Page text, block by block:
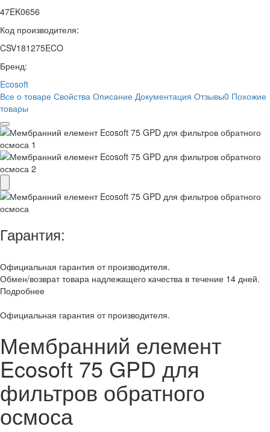
47EK0656
Код производителя:
CSV181275ECO
Бренд:
Ecosoft
Все о товаре Свойства Описание Документация Отзывы0 Похожие
товары
Гарантия:
Официальная гарантия от производителя.
Обмен/возврат товара надлежащего качества в течение 14 дней.
Подробнее
Официальная гарантия от производителя.
Мембранний елемент
Ecosoft 75 GPD для
фильтров обратного
осмоса